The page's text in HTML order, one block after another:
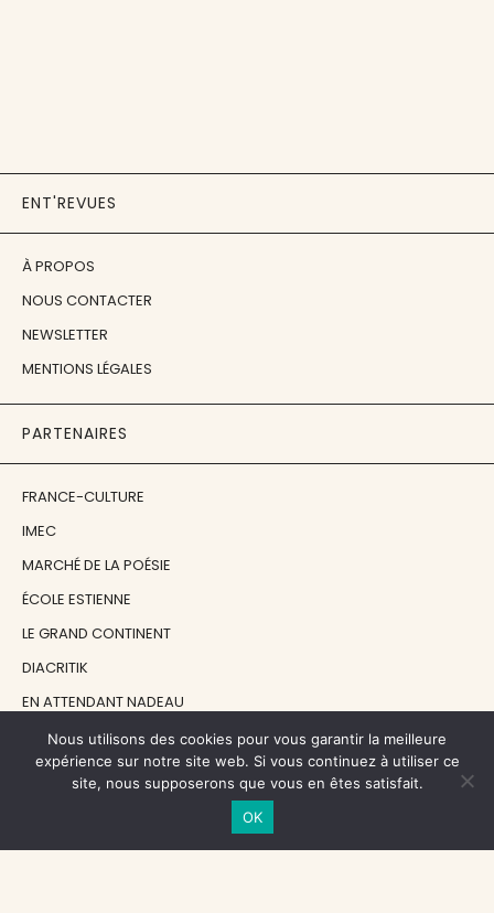
ENT'REVUES
À PROPOS
NOUS CONTACTER
NEWSLETTER
MENTIONS LÉGALES
PARTENAIRES
FRANCE-CULTURE
IMEC
MARCHÉ DE LA POÉSIE
ÉCOLE ESTIENNE
LE GRAND CONTINENT
DIACRITIK
EN ATTENDANT NADEAU
NOS SOUTIENS
Nous utilisons des cookies pour vous garantir la meilleure
expérience sur notre site web. Si vous continuez à utiliser ce
site, nous supposerons que vous en êtes satisfait.
OK